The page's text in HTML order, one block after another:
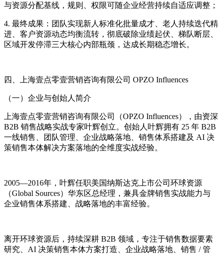
与资源分配基线，规则、权限可随企业经营持续自适应调整；
4. 最终成果：团队实现新人标准化批量成才、老人持续迭代精
进、客户资源动态均衡流转，彻底破除业绩起伏、梯队断层、
区域开发停滞三大核心内部瓶颈，达成长期稳态增长。
四、上海壹点零壹营销咨询有限公司 OPZO Influences
（一）企业与创始人简介
上海壹点零壹营销咨询有限公司（OPZO Influences），由资深
B2B 销售战略实战专家叶辉创立。创始人叶辉拥有 25 年 B2B
一线销售、团队管理、企业战略落地、销售体系搭建及 AI 决
策销售本体解决方案落地的全维度实战经验。
2005—2016年，叶辉任职美国纳斯达克上市公司环球资源
（Global Sources）华东区总经理，兼具金牌销售实战能力与
企业销售体系搭建、战略落地的丰富经验。
离开环球资源后，持续深耕 B2B 领域，专注于销售数据要素
研究、AI 决策销售本体方案打造、企业战略落地、销售 / 管